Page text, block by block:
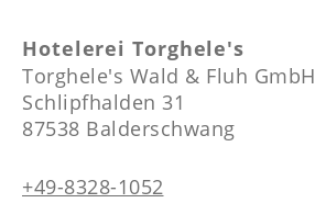
Hotelerei Torghele's
Torghele's Wald & Fluh GmbH
Schlipfhalden 31
87538 Balderschwang
+49-8328-1052